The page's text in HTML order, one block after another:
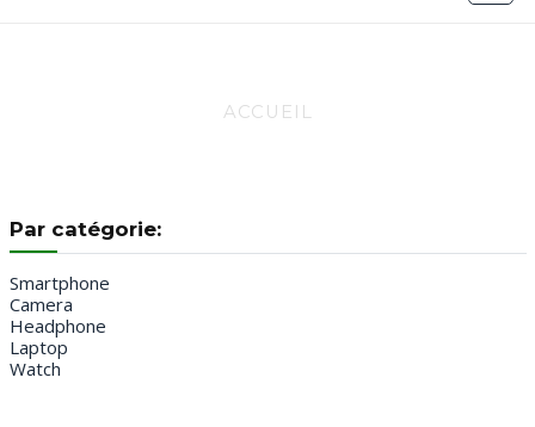
ACCUEIL
Par catégorie:
Smartphone
Camera
Headphone
Laptop
Watch